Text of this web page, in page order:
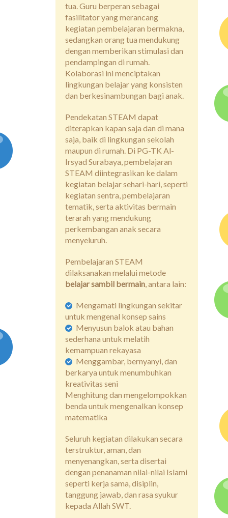
tua. Guru berperan sebagai
fasilitator yang merancang
kegiatan pembelajaran bermakna,
sedangkan orang tua mendukung
dengan memberikan stimulasi dan
pendampingan di rumah.
Kolaborasi ini menciptakan
lingkungan belajar yang konsisten
dan berkesinambungan bagi anak.
Pendekatan STEAM dapat
diterapkan kapan saja dan di mana
saja, baik di lingkungan sekolah
maupun di rumah. Di PG-TK Al-
Irsyad Surabaya, pembelajaran
STEAM diintegrasikan ke dalam
kegiatan belajar sehari-hari, seperti
kegiatan sentra, pembelajaran
tematik, serta aktivitas bermain
terarah yang mendukung
perkembangan anak secara
menyeluruh.
Pembelajaran STEAM
dilaksanakan melalui metode
belajar sambil bermain, antara lain:
Mengamati lingkungan sekitar
untuk mengenal konsep sains
Menyusun balok atau bahan
sederhana untuk melatih
kemampuan rekayasa
Menggambar, bernyanyi, dan
berkarya untuk menumbuhkan
kreativitas seni
Menghitung dan mengelompokkan
benda untuk mengenalkan konsep
matematika
Seluruh kegiatan dilakukan secara
terstruktur, aman, dan
menyenangkan, serta disertai
dengan penanaman nilai-nilai Islami
seperti kerja sama, disiplin,
tanggung jawab, dan rasa syukur
kepada Allah SWT.